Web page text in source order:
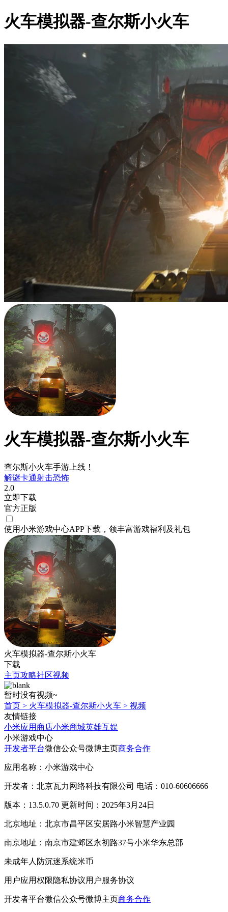
火车模拟器-查尔斯小火车
火车模拟器-查尔斯小火车
查尔斯小火车手游上线！
解谜卡通射击恐怖
2.0
立即下载
官方正版
使用小米游戏中心APP下载 ，领丰富游戏福利 及礼包
火车模拟器-查尔斯小火车
下载
主页攻略社区视频
暂时没有视频~
首页 > 火车模拟器-查尔斯小火车 > 视频
友情链接
小米应用商店小米商城英雄互娱
小米游戏中心
开发者平台微信公众号微博主页商务合作
应用名称：小米游戏中心
开发者：北京瓦力网络科技有限公司 电话：010-60606666
版本：13.5.0.70 更新时间：2025年3月24日
北京地址：北京市昌平区安居路小米智慧产业园
南京地址：南京市建邺区永初路37号小米华东总部
未成年人防沉迷系统米币
用户应用权限隐私协议用户服务协议
开发者平台微信公众号微博主页商务合作